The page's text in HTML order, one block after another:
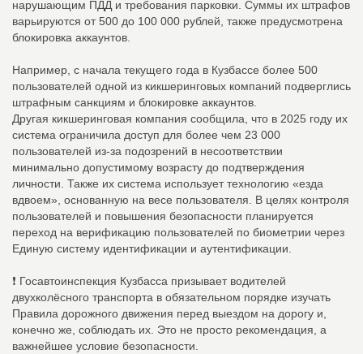
нарушающим ПДД и требования парковки. Суммы их штрафов
варьируются от 500 до 100 000 рублей, также предусмотрена
блокировка аккаунтов.
Например, с начала текущего года в Кузбассе более 500
пользователей одной из кикшеринговых компаний подверглись
штрафным санкциям и блокировке аккаунтов.
Другая кикшеринговая компания сообщила, что в 2025 году их
система ограничила доступ для более чем 23 000
пользователей из-за подозрений в несоответствии
минимально допустимому возрасту до подтверждения
личности. Также их система использует технологию «езда
вдвоем», основанную на весе пользователя. В целях контроля
пользователей и повышения безопасности планируется
переход на верификацию пользователей по биометрии через
Единую систему идентификации и аутентификации.
❗️ Госавтоинспекция Кузбасса призывает водителей
двухколёсного транспорта в обязательном порядке изучать
Правила дорожного движения перед выездом на дорогу и,
конечно же, соблюдать их. Это не просто рекомендация, а
важнейшее условие безопасности.